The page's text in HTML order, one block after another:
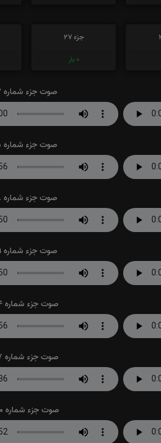
جزء 27
0 بار
صوت جزء شماره 2
صوت جزء شماره 5
صوت جزء شماره 8
صوت جزء شماره 11
صوت جزء شماره 14
صوت جزء شماره 17
صوت جزء شماره 20